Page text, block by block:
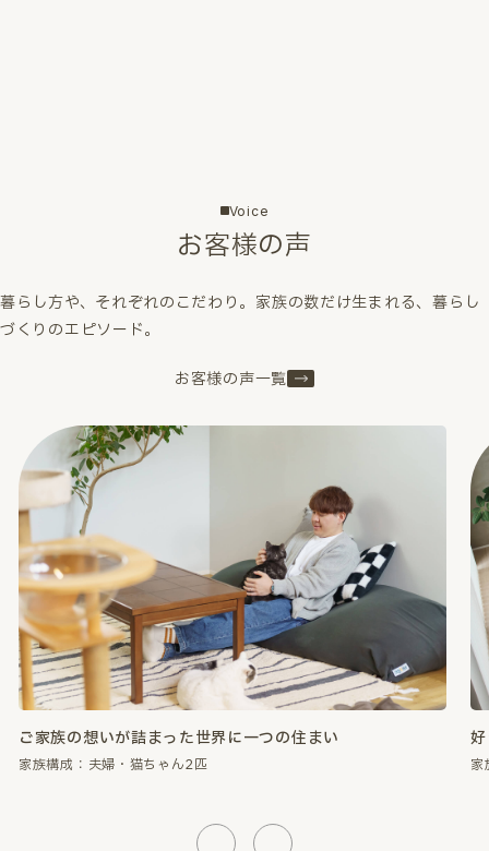
Voice
お客様の声
暮らし方や、それぞれのこだわり。家族の数だけ生まれる、暮らし
づくりのエピソード。
お客様の声一覧
好きなものに囲まれて、心が満たされる暮らし。
家族構成：夫婦・猫ちゃん2匹 家